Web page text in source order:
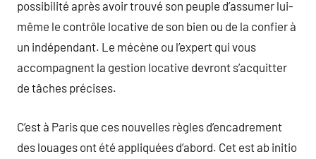
possibilité après avoir trouvé son peuple d’assumer lui-
même le contrôle locative de son bien ou de la confier à
un indépendant. Le mécène ou l’expert qui vous
accompagnent la gestion locative devront s’acquitter
de tâches précises.
C’est à Paris que ces nouvelles règles d’encadrement
des louages ont été appliquées d’abord. Cet est ab initio